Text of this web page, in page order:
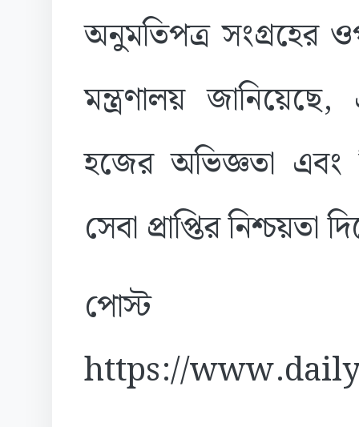
অনুমতিপত্র
মন্ত্রণালয়
হজের অভিজ্ঞতা এবং
সেবা প্রাপ্তির নিশ্চয়তা
https://